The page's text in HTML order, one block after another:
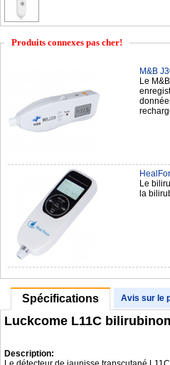
Produits connexes pas cher!
M&B
Le
Le
la
Spécifications Avis sur le
Luckcome L11C
Description: